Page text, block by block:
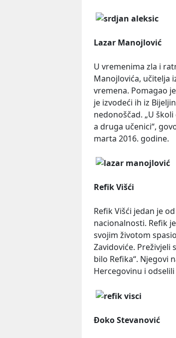
Lazar Manojlović
U vremenima zla i
Manojlovića, učitelja
vremena. Pomagao
je izvodeći ih iz
nedonoščad. „U
a druga učenici“,
marta 2016. godine.
Refik Višći
Refik Višći jedan je
nacionalnosti. Refik
svojim životom
Zavidoviće. Preživjeli
bilo Refika“. Njegovi
Hercegovinu i
Đoko Stevanović